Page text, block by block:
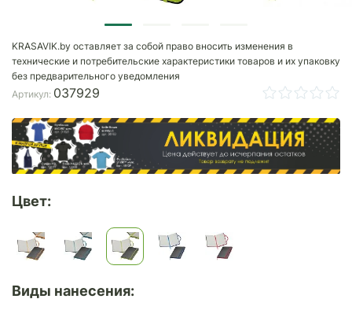
KRASAVIK.by оставляет за собой право вносить изменения в
технические и потребительские характеристики товаров и их упаковку
без предварительного уведомления
Артикул: 037929
Цвет:
Виды нанесения: